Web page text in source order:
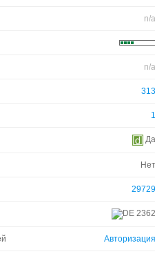
n/a
n/a
313
1
Да
Нет
29729
2362
Авторизация